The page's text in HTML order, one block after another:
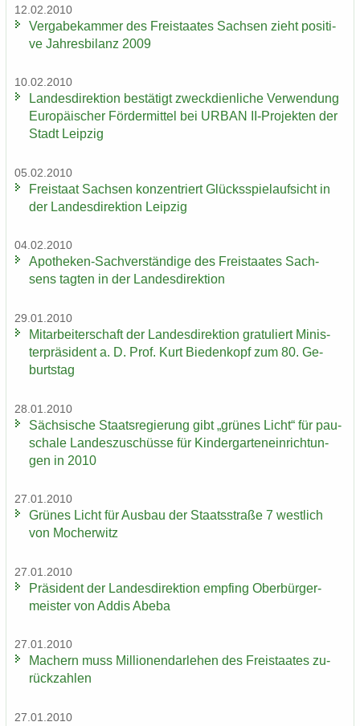
12.02.2010
Ver­ga­be­kam­mer des Frei­staa­tes Sach­sen zieht po­si­ti­
ve Jah­res­bi­lanz 2009
10.02.2010
Lan­des­di­rek­ti­on be­stä­tigt zweck­dien­li­che Ver­wen­dung
Eu­ro­päi­scher För­der­mit­tel bei URBAN II-​Projekten der
Stadt Leip­zig
05.02.2010
Frei­staat Sach­sen kon­zen­triert Glücks­spiel­auf­sicht in
der Lan­des­di­rek­ti­on Leip­zig
04.02.2010
Apotheken-​Sachverständige des Frei­staa­tes Sach­
sens tag­ten in der Lan­des­di­rek­ti­on
29.01.2010
Mit­ar­bei­ter­schaft der Lan­des­di­rek­ti­on gra­tu­liert Mi­nis­
ter­prä­si­dent a. D. Prof. Kurt Bie­den­kopf zum 80. Ge­
burts­tag
28.01.2010
Säch­si­sche Staats­re­gie­rung gibt „grü­nes Licht“ für pau­
scha­le Lan­des­zu­schüs­se für Kin­der­gar­ten­ein­rich­tun­
gen in 2010
27.01.2010
Grü­nes Licht für Aus­bau der Staats­stra­ße 7 west­lich
von Mo­cher­witz
27.01.2010
Prä­si­dent der Lan­des­di­rek­ti­on emp­fing Ober­bür­ger­
meis­ter von Addis Abeba
27.01.2010
Ma­chern muss Mil­lio­nen­dar­le­hen des Frei­staa­tes zu­
rück­zah­len
27.01.2010